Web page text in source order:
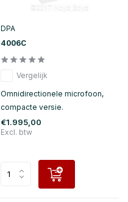
DPA
4006C
Vergelijk
Omnidirectionele microfoon,
compacte versie.
€1.995,00
Excl. btw